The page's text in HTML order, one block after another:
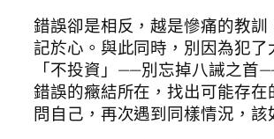
錯誤卻是相反，越是慘痛的教訓
記於心。與此同時，別因為犯了
「不投資」——別忘掉八誡之首
錯誤的癥結所在，找出可能存在
問自己，再次遇到同樣情況，該